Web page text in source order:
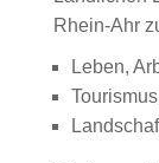
Rhein-Ahr
Leben,